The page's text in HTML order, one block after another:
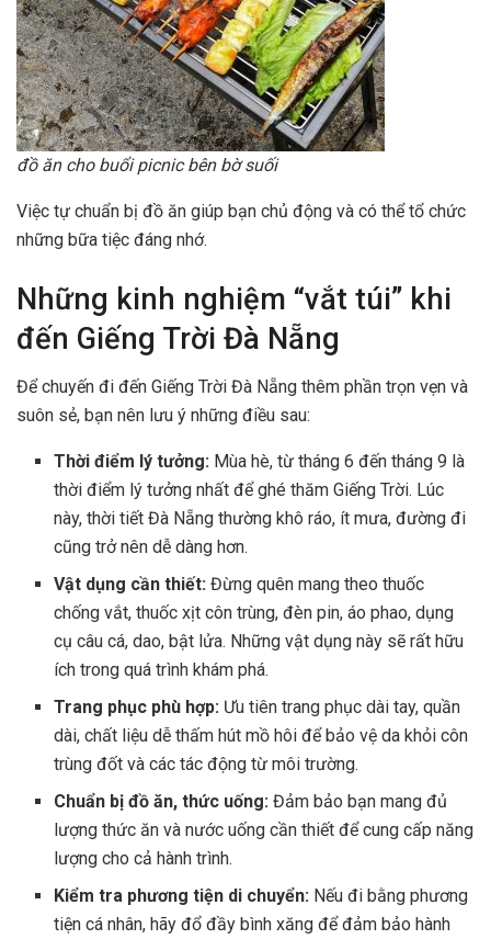
đồ ăn cho buổi picnic bên bờ suối
Việc tự chuẩn bị đồ ăn giúp bạn chủ động và có thể tổ chức
những bữa tiệc đáng nhớ.
Những kinh nghiệm “vắt túi” khi
đến Giếng Trời Đà Nẵng
Để chuyến đi đến Giếng Trời Đà Nẵng thêm phần trọn vẹn và
suôn sẻ, bạn nên lưu ý những điều sau:
Thời điểm lý tưởng: Mùa hè, từ tháng 6 đến tháng 9 là
thời điểm lý tưởng nhất để ghé thăm Giếng Trời. Lúc
này, thời tiết Đà Nẵng thường khô ráo, ít mưa, đường đi
cũng trở nên dễ dàng hơn.
Vật dụng cần thiết: Đừng quên mang theo thuốc
chống vắt, thuốc xịt côn trùng, đèn pin, áo phao, dụng
cụ câu cá, dao, bật lửa. Những vật dụng này sẽ rất hữu
ích trong quá trình khám phá.
Trang phục phù hợp: Ưu tiên trang phục dài tay, quần
dài, chất liệu dễ thấm hút mồ hôi để bảo vệ da khỏi côn
trùng đốt và các tác động từ môi trường.
Chuẩn bị đồ ăn, thức uống: Đảm bảo bạn mang đủ
lượng thức ăn và nước uống cần thiết để cung cấp năng
lượng cho cả hành trình.
Kiểm tra phương tiện di chuyển: Nếu đi bằng phương
tiện cá nhân, hãy đổ đầy bình xăng để đảm bảo hành